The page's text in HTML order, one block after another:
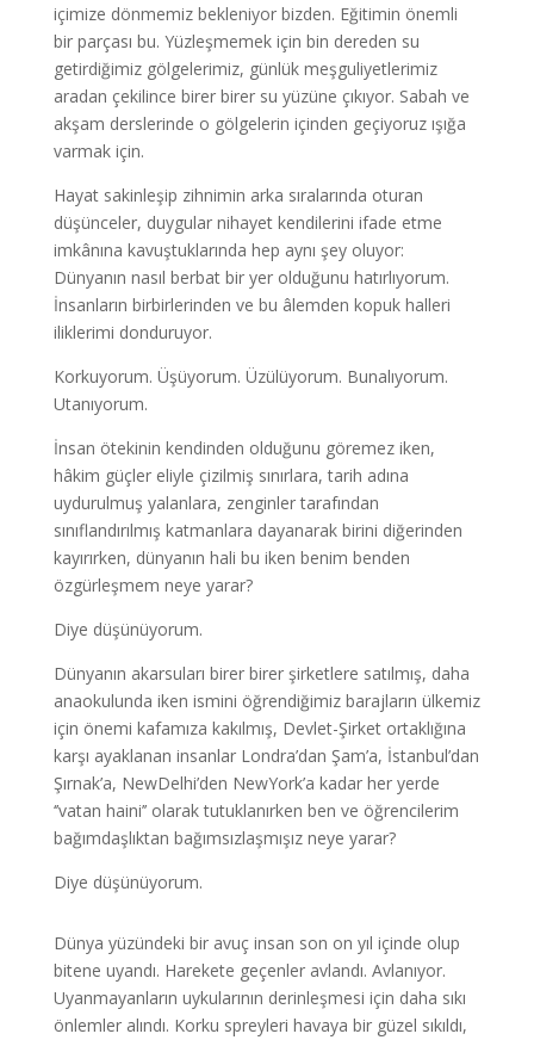
içimize dönmemiz bekleniyor bizden. Eğitimin önemli
bir parçası bu. Yüzleşmemek için bin dereden su
getirdiğimiz gölgelerimiz, günlük meşguliyetlerimiz
aradan çekilince birer birer su yüzüne çıkıyor. Sabah ve
akşam derslerinde o gölgelerin içinden geçiyoruz ışığa
varmak için.
Hayat sakinleşip zihnimin arka sıralarında oturan
düşünceler, duygular nihayet kendilerini ifade etme
imkânına kavuştuklarında hep aynı şey oluyor:
Dünyanın nasıl berbat bir yer olduğunu hatırlıyorum.
İnsanların birbirlerinden ve bu âlemden kopuk halleri
iliklerimi donduruyor.
Korkuyorum. Üşüyorum. Üzülüyorum. Bunalıyorum.
Utanıyorum.
İnsan ötekinin kendinden olduğunu göremez iken,
hâkim güçler eliyle çizilmiş sınırlara, tarih adına
uydurulmuş yalanlara, zenginler tarafından
sınıflandırılmış katmanlara dayanarak birini diğerinden
kayırırken, dünyanın hali bu iken benim benden
özgürleşmem neye yarar?
Diye düşünüyorum.
Dünyanın akarsuları birer birer şirketlere satılmış, daha
anaokulunda iken ismini öğrendiğimiz barajların ülkemiz
için önemi kafamıza kakılmış, Devlet-Şirket ortaklığına
karşı ayaklanan insanlar Londra’dan Şam’a, İstanbul’dan
Şırnak’a, NewDelhi’den NewYork’a kadar her yerde
‘’vatan haini’’ olarak tutuklanırken ben ve öğrencilerim
bağımdaşlıktan bağımsızlaşmışız neye yarar?
Diye düşünüyorum.
Dünya yüzündeki bir avuç insan son on yıl içinde olup
bitene uyandı. Harekete geçenler avlandı. Avlanıyor.
Uyanmayanların uykularının derinleşmesi için daha sıkı
önlemler alındı. Korku spreyleri havaya bir güzel sıkıldı,